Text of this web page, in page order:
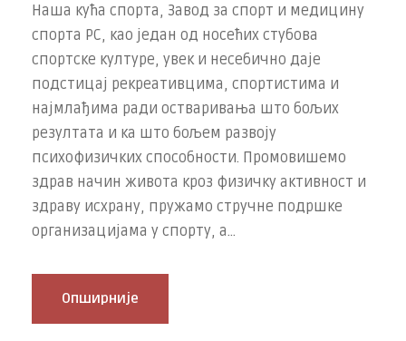
Наша кућа спорта, Завод за спорт и медицину
спорта РС, као један од носећих стубова
спортске културе, увек и несебично даје
подстицај рекреативцима, спортистима и
најмлађима ради остваривања што бољих
резултата и ка што бољем развоју
психофизичких способности. Промовишемо
здрав начин живота кроз физичку активност и
здраву исхрану, пружамо стручне подршке
организацијама у спорту, а...
Опширније